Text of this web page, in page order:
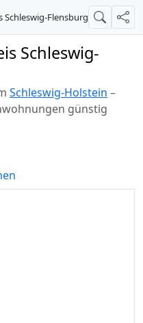
Schleswig-Flensburg Suche
Schleswig-
Schleswig-Holstein –
günstig